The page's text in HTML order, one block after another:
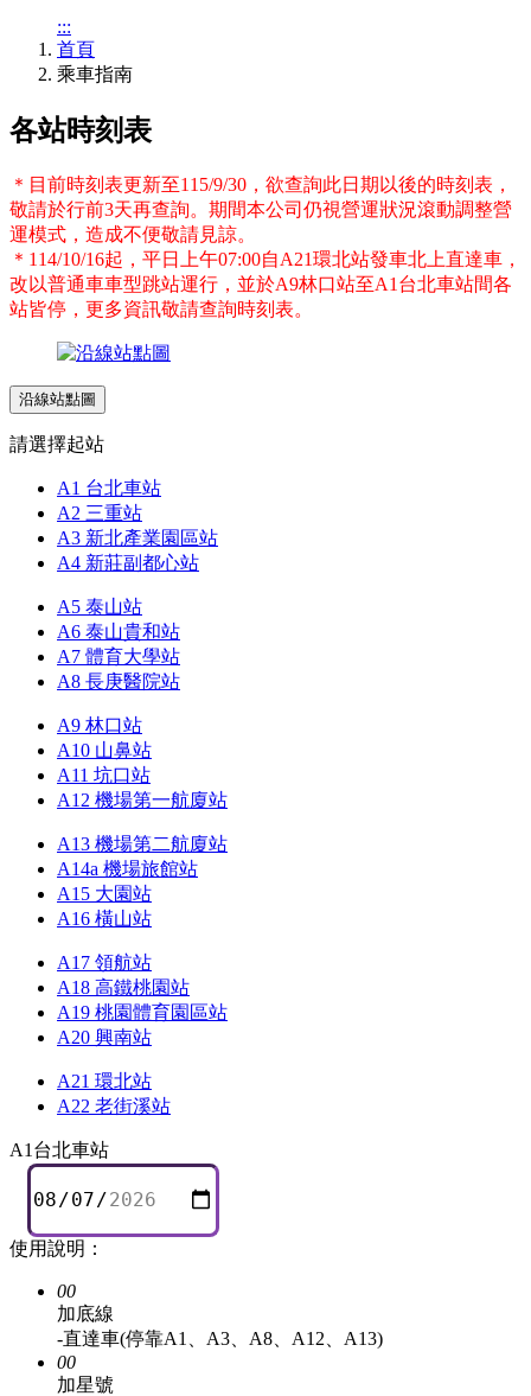
:::
首頁
乘車指南
各站時刻表
＊目前時刻表更新至115/9/30，欲查詢此日期以後的時刻表，
敬請於行前3天再查詢。期間本公司仍視營運狀況滾動調整營
運模式，造成不便敬請見諒。
＊114/10/16起，平日上午07:00自A21環北站發車北上直達車，
改以普通車車型跳站運行，並於A9林口站至A1台北車站間各
站皆停，更多資訊敬請查詢時刻表。
沿線站點圖
請選擇起站
A1 台北車站
A2 三重站
A3 新北產業園區站
A4 新莊副都心站
A5 泰山站
A6 泰山貴和站
A7 體育大學站
A8 長庚醫院站
A9 林口站
A10 山鼻站
A11 坑口站
A12 機場第一航廈站
A13 機場第二航廈站
A14a 機場旅館站
A15 大園站
A16 橫山站
A17 領航站
A18 高鐵桃園站
A19 桃園體育園區站
A20 興南站
A21 環北站
A22 老街溪站
A1 台北車站
使用說明：
00
加底線
-直達車(停靠A1、A3、A8、A12、A13)
00
加星號